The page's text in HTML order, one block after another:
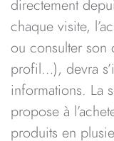
directement
chaque visite,
ou consulter son
profil…), devra
informations. La
propose à
produits en